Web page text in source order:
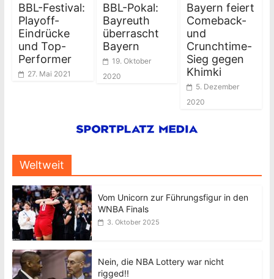
BBL-Festival:
Playoff-
Eindrücke
und Top-
Performer
27. Mai 2021
BBL-Pokal:
Bayreuth
überrascht
Bayern
19. Oktober
2020
Bayern feiert
Comeback-
und
Crunchtime-
Sieg gegen
Khimki
5. Dezember
2020
Weltweit
Vom Unicorn zur Führungsfigur in den
WNBA Finals
3. Oktober 2025
Nein, die NBA Lottery war nicht
rigged!!